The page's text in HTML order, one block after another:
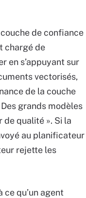
de confiance
chargé de
en s’appuyant sur
vectorisés,
de la couche
grands modèles
de qualité ». Si la
au planificateur
rejette les
ce qu’un agent